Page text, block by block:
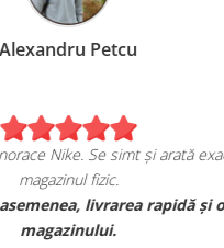
Alexandru Petcu
2 hanorace Nike. Se simt
magazinul fizic.
de asemenea, livrarea
magazinului.